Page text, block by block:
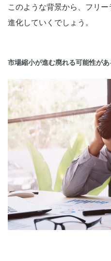
このような背景から、フリー
進化していくでしょう。
市場縮小が進む廃れる可能性が